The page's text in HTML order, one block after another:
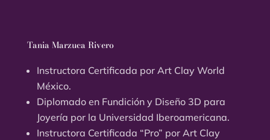
Tania Marzuca Rivero
Instructora Certificada por Art Clay World
México.
Diplomado en Fundición y Diseño 3D para
Joyería por la Universidad Iberoamericana.
Instructora Certificada “Pro” por Art Clay